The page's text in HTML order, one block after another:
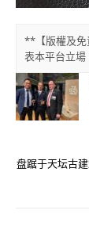
**【版權及免
表本平台立場
盘踞于天坛古